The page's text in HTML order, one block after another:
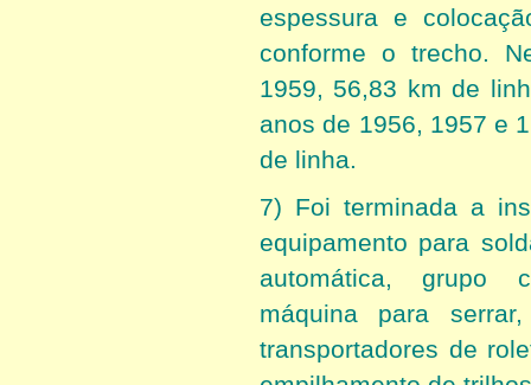
espessura e
conforme o trecho.
1959, 56,83 km de
anos de 1956, 1957 e
de linha.
7) Foi terminada a
equipamento para
automática, grupo
máquina para
transportadores de